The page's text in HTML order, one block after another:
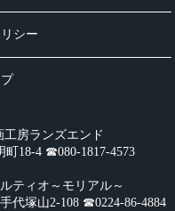
シー
房ランズエンド
町18-4 ☎︎080-1817-4573
ティオ～モリアル～
代塚山2-108 ☎︎0224-86-4884